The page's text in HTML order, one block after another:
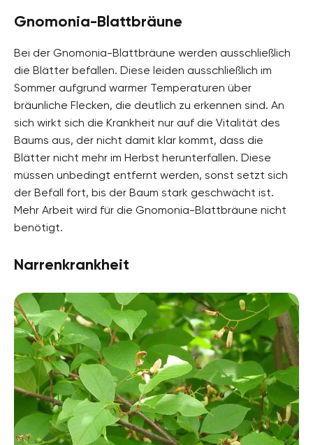
Gnomonia-Blattbräune
Bei der Gnomonia-Blattbräune werden ausschließlich
die Blätter befallen. Diese leiden ausschließlich im
Sommer aufgrund warmer Temperaturen über
bräunliche Flecken, die deutlich zu erkennen sind. An
sich wirkt sich die Krankheit nur auf die Vitalität des
Baums aus, der nicht damit klar kommt, dass die
Blätter nicht mehr im Herbst herunterfallen. Diese
müssen unbedingt entfernt werden, sonst setzt sich
der Befall fort, bis der Baum stark geschwächt ist.
Mehr Arbeit wird für die Gnomonia-Blattbräune nicht
benötigt.
Narrenkrankheit